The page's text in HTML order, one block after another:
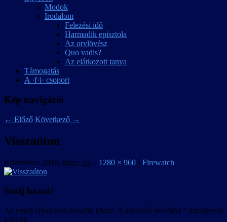
Modok
Irodalom
Felezési idő
Harmadik episztola
Az orvlövész
Quo vadis?
Az elátkozott tanya
Támogatás
A ·f·i· csoport
Kép navigáció
← Előző Következő →
Visszaúton
Közzétéve: 2016. márc. 23. - 1280 × 960 - Firewatch
Szólj hozzá!
Az email címet nem tesszük közzé. A kötelező mezőket * karakterrel
jelöljük.